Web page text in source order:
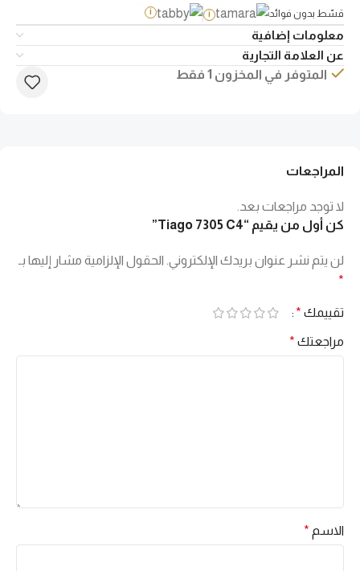
قسّط بدون فوائد i
i
معلومات إضافية
عن العلامة التجارية
المتوفر في المخزون 1 فقط
المراجعات
لا توجد مراجعات بعد.
كن أول من يقيم “Tiago 7305 C4”
لن يتم نشر عنوان بريدك الإلكتروني. الحقول الإلزامية مشار إليها بـ
*
تقييمك *
مراجعتك *
الاسم *